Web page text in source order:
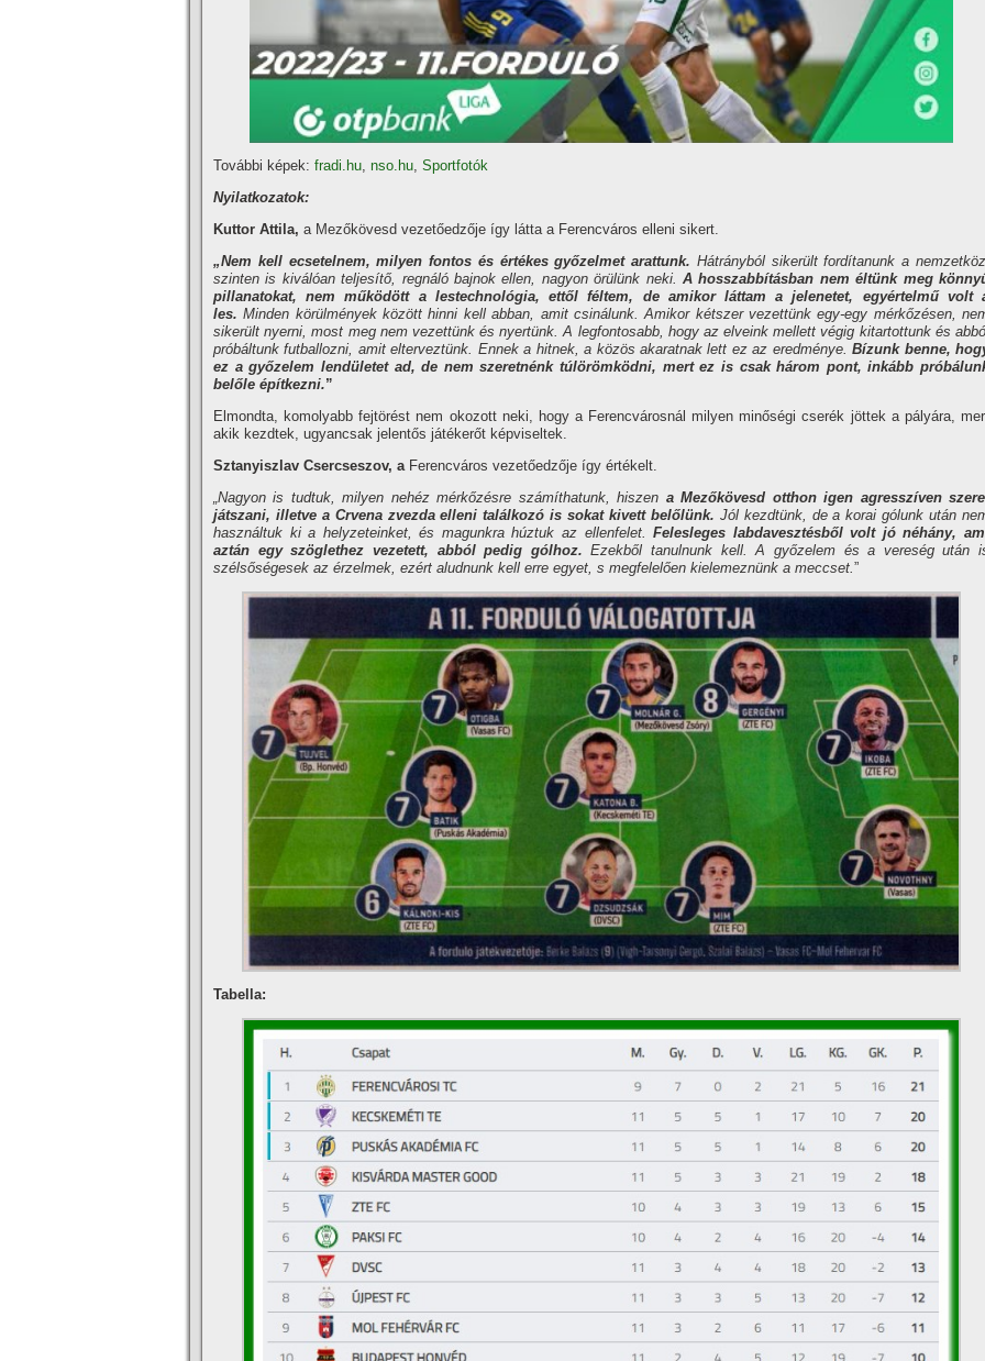
További képek: fradi.hu, nso.hu, Sportfotók
Nyilatkozatok:
Kuttor Attila, a Mezőkövesd vezetőedzője így látta a Ferencváros elleni sikert.
„Nem kell ecsetelnem, milyen fontos és értékes győzelmet arattunk. Hátrányból sikerült fordítanunk a
szinten is kiválóan teljesítő, regnáló bajnok ellen, nagyon örülünk neki. A hosszabbításban nem éltünk meg
pillanatokat, nem működött a lestechnológia, ettől féltem, de amikor láttam a jelenetet, egyértelmű volt
les. Minden körülmények között hinni kell abban, amit csinálunk. Amikor kétszer vezettünk egy-egy mérkőzésen,
sikerült nyerni, most meg nem vezettünk és nyertünk. A legfontosabb, hogy az elveink mellett végig kitartottunk és
próbáltunk futballozni, amit elterveztünk. Ennek a hitnek, a közös akaratnak lett ez az eredménye.Bízunk benne,
ez a győzelem lendületet ad, de nem szeretnénk túlörömködni, mert ez is csak három pont, inkább
belőle építkezni.”
Elmondta, komolyabb fejtörést nem okozott neki, hogy a Ferencvárosnál milyen minőségi cserék jöttek a pályára,
akik kezdtek, ugyancsak jelentős játékerőt képviseltek.
Sztanyiszlav Csercseszov, aFerencváros vezetőedzője így értékelt.
„Nagyon is tudtuk, milyen nehéz mérkőzésre számíthatunk, hiszen a Mezőkövesd otthon igen agresszíven
játszani, illetve a Crvena zvezda elleni találkozó is sokat kivett belőlünk. Jól kezdtünk, de a korai gólunk után
használtuk ki a helyzeteinket, és magunkra húztuk az ellenfelet.Felesleges labdavesztésből volt jó néhány,
aztán egy szöglethez vezetett, abból pedig gólhoz. Ezekből tanulnunk kell. A győzelem és a vereség után
szélsőségesek az érzelmek, ezért aludnunk kell erre egyet, s megfelelően kielemeznünk a meccset.”
Tabella: